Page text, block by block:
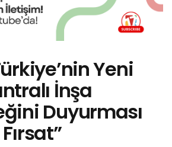
Yeni
İnşa
Duyurması